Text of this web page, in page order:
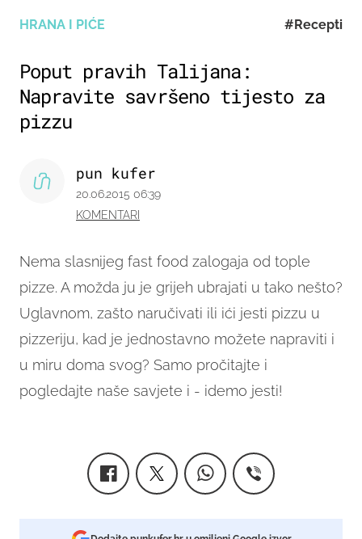
HRANA I PIĆE #Recepti
Poput pravih Talijana:
Napravite savršeno tijesto za
pizzu
Nema slasnijeg fast food zalogaja od tople
pizze. A možda ju je grijeh ubrajati u tako nešto?
Uglavnom, zašto naručivati ili ići jesti pizzu u
pizzeriju, kad je jednostavno možete napraviti i
u miru doma svog? Samo pročitajte i
pogledajte naše savjete i - idemo jesti!
pun kufer
20.06.2015 06:39
KOMENTARI